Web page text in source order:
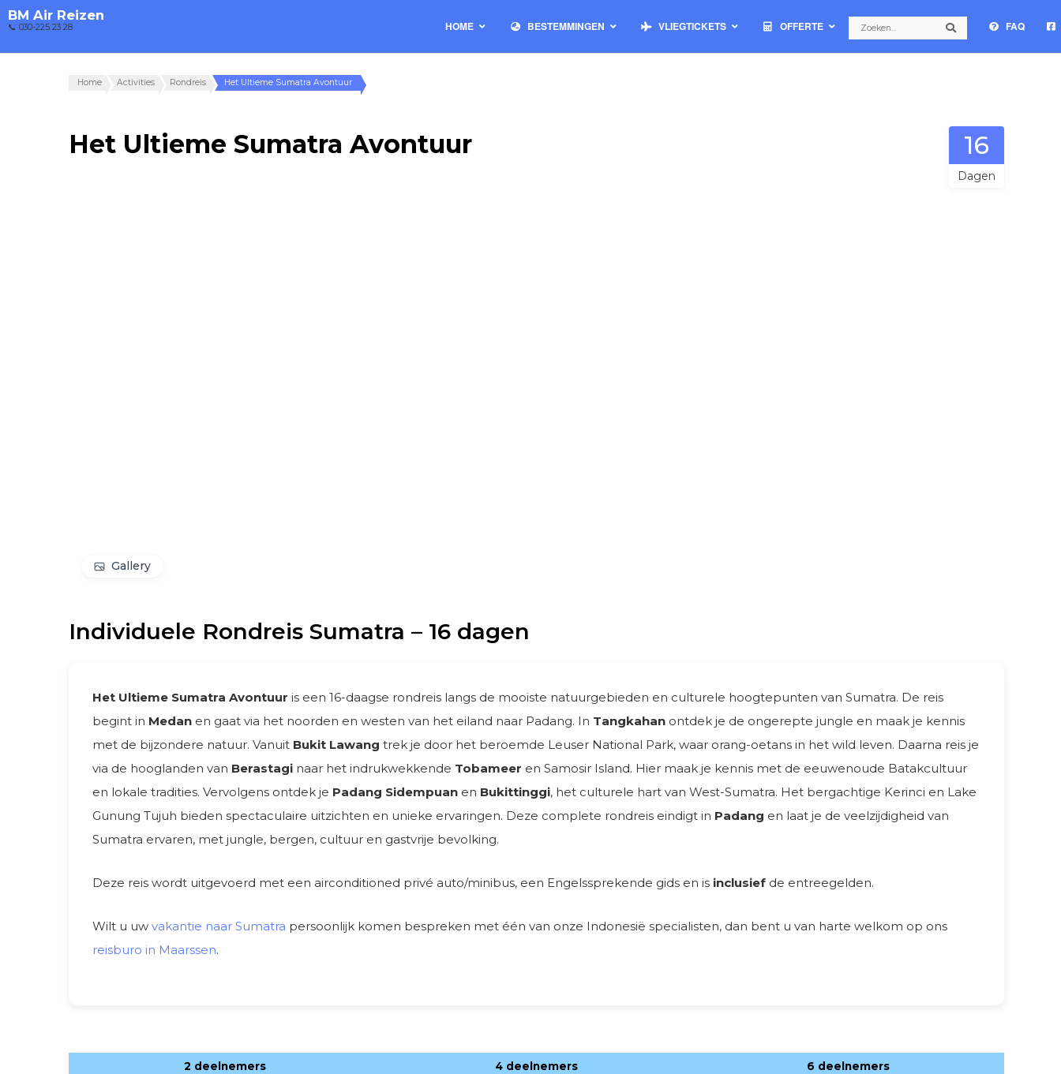
BM Air Reizen
📞 030-225 23 28 HOME BESTEMMINGEN VLIEGTICKETS OFFERTE Search Search FAQ
Home Activities Rondreis Het Ultieme Sumatra Avontuur
Het Ultieme Sumatra Avontuur 16
Dagen
Gallery
Individuele Rondreis Sumatra – 16 dagen
Het Ultieme Sumatra Avontuur is een 16-daagse rondreis langs de mooiste natuurgebieden en culturele hoogtepunten van Sumatra. De reis
begint in Medan en gaat via het noorden en westen van het eiland naar Padang. In Tangkahan ontdek je de ongerepte jungle en maak je kennis
met de bijzondere natuur. Vanuit Bukit Lawang trek je door het beroemde Leuser National Park, waar orang-oetans in het wild leven. Daarna reis je
via de hooglanden van Berastagi naar het indrukwekkende Tobameer en Samosir Island. Hier maak je kennis met de eeuwenoude Batakcultuur
en lokale tradities. Vervolgens ontdek je Padang Sidempuan en Bukittinggi, het culturele hart van West-Sumatra. Het bergachtige Kerinci en Lake
Gunung Tujuh bieden spectaculaire uitzichten en unieke ervaringen. Deze complete rondreis eindigt in Padang en laat je de veelzijdigheid van
Sumatra ervaren, met jungle, bergen, cultuur en gastvrije bevolking.
Deze reis wordt uitgevoerd met een airconditioned privé auto/minibus, een Engelssprekende gids en is inclusief de entreegelden.
Wilt u uw vakantie naar Sumatra persoonlijk komen bespreken met één van onze Indonesië specialisten, dan bent u van harte welkom op ons
reisburo in Maarssen.
2 deelnemers 4 deelnemers 6 deelnemers